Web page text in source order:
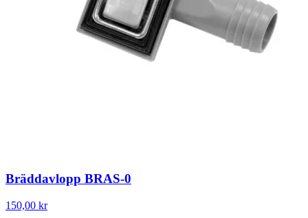
Bräddavlopp BRAS-0
150,00 kr